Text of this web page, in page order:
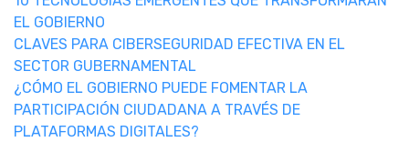
EL GOBIERNO
CLAVES PARA CIBERSEGURIDAD EFECTIVA EN EL
SECTOR GUBERNAMENTAL
¿CÓMO EL GOBIERNO PUEDE FOMENTAR LA
PARTICIPACIÓN CIUDADANA A TRAVÉS DE
PLATAFORMAS DIGITALES?